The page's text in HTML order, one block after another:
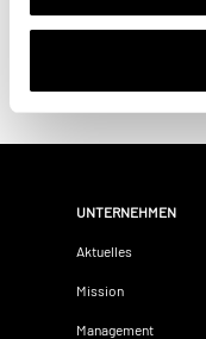
UNTERNEHMEN
Aktuelles
Mission
Management